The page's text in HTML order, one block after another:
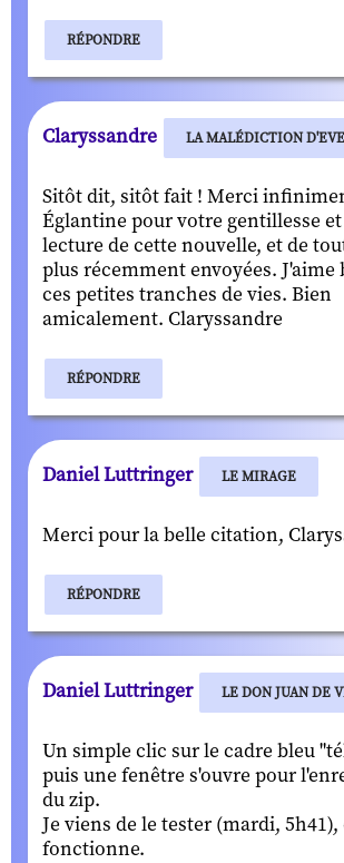
RÉPONDRE
Claryssandre LA MALÉDICTION D'EVE
Sitôt dit, sitôt fait ! Merci
Églantine pour votre gentillesse
lecture de cette nouvelle, et de
plus récemment envoyées. J'aime
ces petites tranches de vies. Bien
amicalement. Claryssandre
RÉPONDRE
Daniel Luttringer LE MIRAGE
Merci pour la belle citation,
RÉPONDRE
Daniel Luttringer LE DON JUAN DE
Un simple clic sur le cadre bleu
puis une fenêtre s'ouvre pour
du zip.
Je viens de le tester (mardi, 5h41),
fonctionne.